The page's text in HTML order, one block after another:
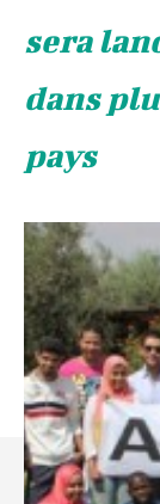
sera
dans
pays